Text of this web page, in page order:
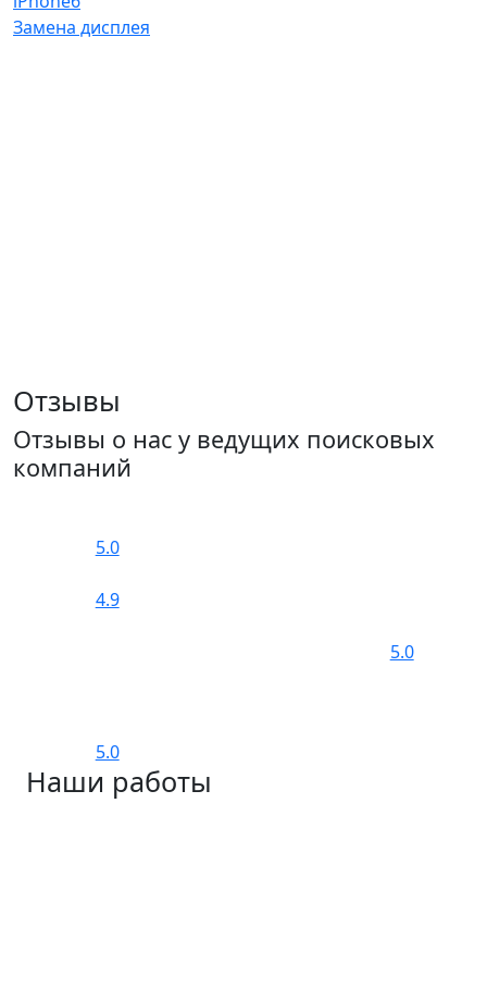
Замена дисплея
Отзывы
Отзывы о нас у ведущих поисковых
компаний
5.0
4.9
5.0
5.0
Наши работы